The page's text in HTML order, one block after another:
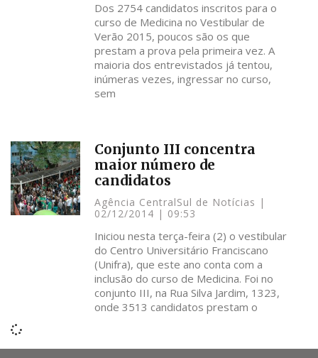
Dos 2754 candidatos inscritos para o
curso de Medicina no Vestibular de
Verão 2015, poucos são os que
prestam a prova pela primeira vez. A
maioria dos entrevistados já tentou,
inúmeras vezes, ingressar no curso,
sem
Conjunto III concentra
maior número de
candidatos
Agência CentralSul de Notícias
02/12/2014
09:53
Iniciou nesta terça-feira (2) o vestibular
do Centro Universitário Franciscano
(Unifra), que este ano conta com a
inclusão do curso de Medicina. Foi no
conjunto III, na Rua Silva Jardim, 1323,
onde 3513 candidatos prestam o